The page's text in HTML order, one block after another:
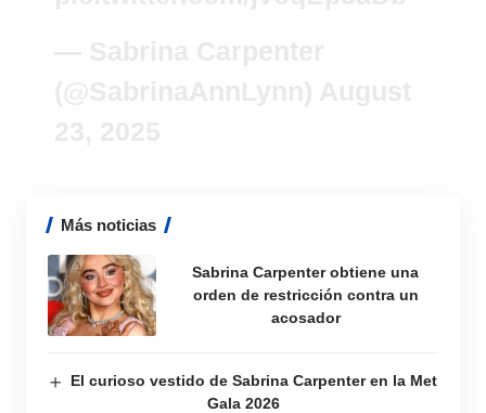
Más noticias
Sabrina Carpenter obtiene una
orden de restricción contra un
acosador
El curioso vestido de Sabrina Carpenter en la Met
Gala 2026